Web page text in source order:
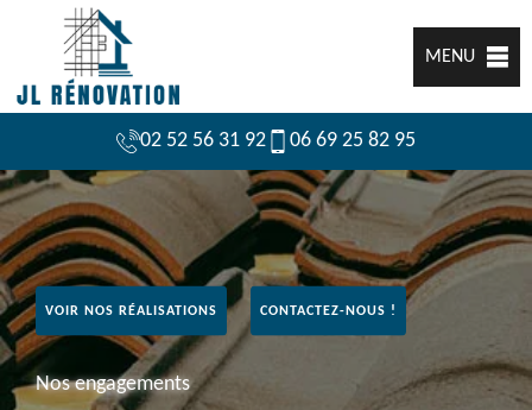
MENU
02 52 56 31 92 06 69 25 82 95
VOIR NOS RÉALISATIONS CONTACTEZ-NOUS !
Nos engagements